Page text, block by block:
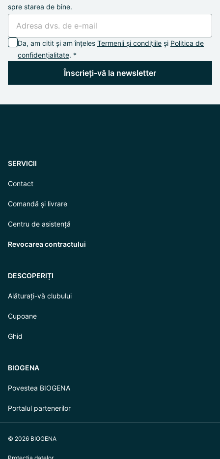
spre starea de bine.
Da, am citit și am înțeles Termenii și condițiile și Politica de
confidențialitate. *
Înscrieți-vă la newsletter
SERVICII
Contact
Comandă și livrare
Centru de asistență
Revocarea contractului
DESCOPERIȚI
Alăturați-vă clubului
Cupoane
Ghid
BIOGENA
Povestea BIOGENA
Portalul partenerilor
© 2026 BIOGENA